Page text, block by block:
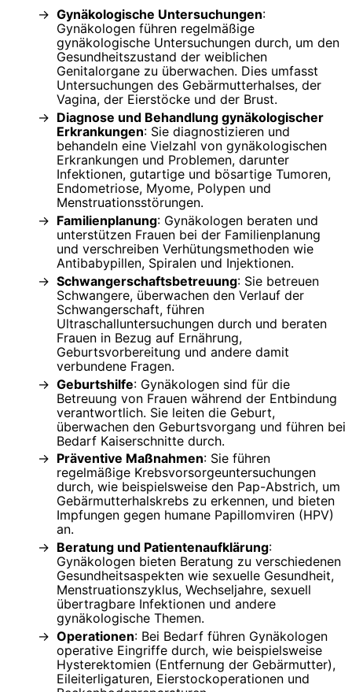
Gynäkologische Untersuchungen:
Gynäkologen führen regelmäßige
gynäkologische Untersuchungen durch, um den
Gesundheitszustand der weiblichen
Genitalorgane zu überwachen. Dies umfasst
Untersuchungen des Gebärmutterhalses, der
Vagina, der Eierstöcke und der Brust.
Diagnose und Behandlung gynäkologischer
Erkrankungen: Sie diagnostizieren und
behandeln eine Vielzahl von gynäkologischen
Erkrankungen und Problemen, darunter
Infektionen, gutartige und bösartige Tumoren,
Endometriose, Myome, Polypen und
Menstruationsstörungen.
Familienplanung: Gynäkologen beraten und
unterstützen Frauen bei der Familienplanung
und verschreiben Verhütungsmethoden wie
Antibabypillen, Spiralen und Injektionen.
Schwangerschaftsbetreuung: Sie betreuen
Schwangere, überwachen den Verlauf der
Schwangerschaft, führen
Ultraschalluntersuchungen durch und beraten
Frauen in Bezug auf Ernährung,
Geburtsvorbereitung und andere damit
verbundene Fragen.
Geburtshilfe: Gynäkologen sind für die
Betreuung von Frauen während der Entbindung
verantwortlich. Sie leiten die Geburt,
überwachen den Geburtsvorgang und führen bei
Bedarf Kaiserschnitte durch.
Präventive Maßnahmen: Sie führen
regelmäßige Krebsvorsorgeuntersuchungen
durch, wie beispielsweise den Pap-Abstrich, um
Gebärmutterhalskrebs zu erkennen, und bieten
Impfungen gegen humane Papillomviren (HPV)
an.
Beratung und Patientenaufklärung:
Gynäkologen bieten Beratung zu verschiedenen
Gesundheitsaspekten wie sexuelle Gesundheit,
Menstruationszyklus, Wechseljahre, sexuell
übertragbare Infektionen und andere
gynäkologische Themen.
Operationen: Bei Bedarf führen Gynäkologen
operative Eingriffe durch, wie beispielsweise
Hysterektomien (Entfernung der Gebärmutter),
Eileiterligaturen, Eierstockoperationen und